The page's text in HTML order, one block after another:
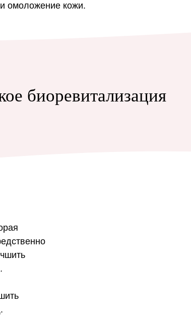
омоложение кожи.
биоревитализация